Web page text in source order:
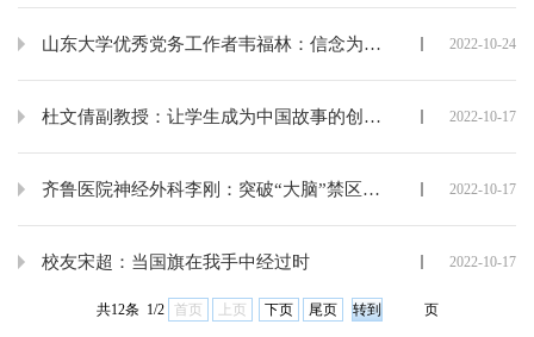
山东大学优秀党务工作者韦福林：信念为炬，乾乾笃行 2022-10-24
杜文倩副教授：让学生成为中国故事的创造者、言说者、守护者和传播者 2022-10-17
齐鲁医院神经外科李刚：突破“大脑”禁区 ，不负生命相托 2022-10-17
校友宋超：当国旗在我手中经过时 2022-10-17
共12条 1/2 首页 上页 下页 尾页 页